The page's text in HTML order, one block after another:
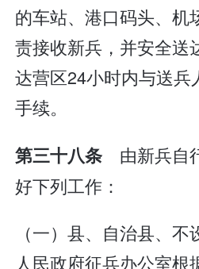
的车站、港口码头、机
责接收新兵，并安全送
达营区24小时内与送兵
手续。
第三十八条 由新兵自
好下列工作：
（一）县、自治县、
人民政府征兵办公室根